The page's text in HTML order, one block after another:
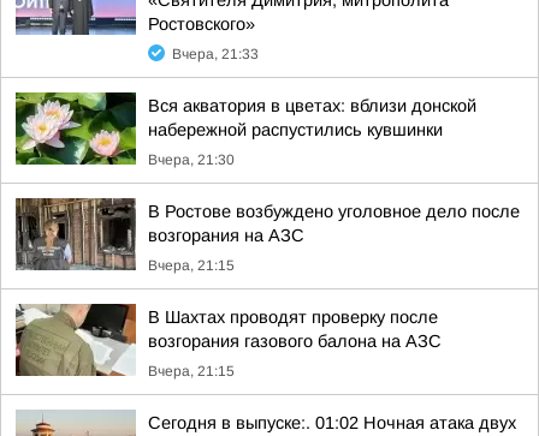
Ростовского»
Вчера, 21:33
Вся акватория в цветах: вблизи донской
набережной распустились кувшинки
Вчера, 21:30
В Ростове возбуждено уголовное дело после
возгорания на АЗС
Вчера, 21:15
В Шахтах проводят проверку после
возгорания газового балона на АЗС
Вчера, 21:15
Сегодня в выпуске:. 01:02 Ночная атака двух